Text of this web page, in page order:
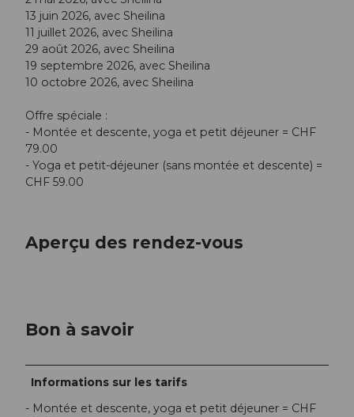
13 juin 2026, avec Sheilina
11 juillet 2026, avec Sheilina
29 août 2026, avec Sheilina
19 septembre 2026, avec Sheilina
10 octobre 2026, avec Sheilina
Offre spéciale :
- Montée et descente, yoga et petit déjeuner = CHF
79.00
- Yoga et petit-déjeuner (sans montée et descente) =
CHF 59.00
Aperçu des rendez-vous
Bon à savoir
Informations sur les tarifs
- Montée et descente, yoga et petit déjeuner = CHF